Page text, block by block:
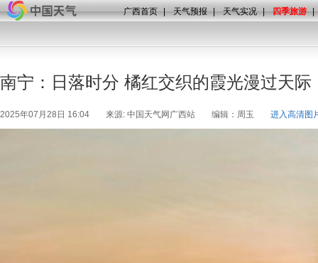
广西首页 | 天气预报 | 天气实况 | 四季旅游 |
南宁：日落时分 橘红交织的霞光漫过天际
2025年07月28日 16:04 来源: 中国天气网广西站 编辑：周玉 进入高清图